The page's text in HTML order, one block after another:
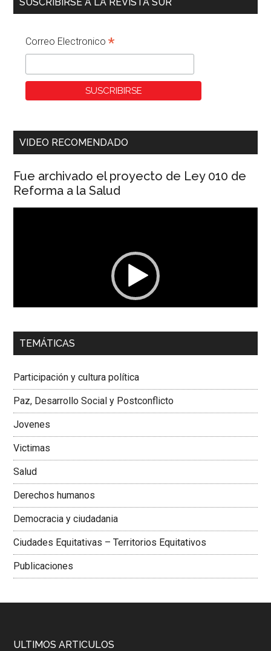
Correo Electronico*
VIDEO RECOMENDADO
Fue archivado el proyecto de Ley 010 de
Reforma a la Salud
00:00 01:04
Dra. Carolina Corcho Mejía,Presidenta Corporación
Colombiana
TEMÁTICAS
Participación y cultura política
Paz, Desarrollo Social y Postconflicto
Jovenes
Victimas
Salud
Derechos humanos
Democracia y ciudadania
Ciudades Equitativas – Territorios Equitativos
Publicaciones
ULTIMOS ARTICULOS